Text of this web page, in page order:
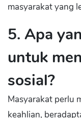
masyarakat yang
5. Apa
untuk
sosial?
Masyarakat perlu
keahlian,